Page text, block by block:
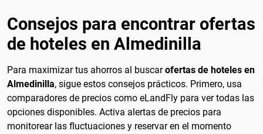
Consejos para encontrar ofertas
de hoteles en Almedinilla
Para maximizar tus ahorros al buscarofertas de hoteles en
Almedinilla, sigue estos consejos prácticos. Primero, usa
comparadores de precios como eLandFly para ver todas las
opciones disponibles. Activa alertas de precios para
monitorear las fluctuaciones y reservar en el momento